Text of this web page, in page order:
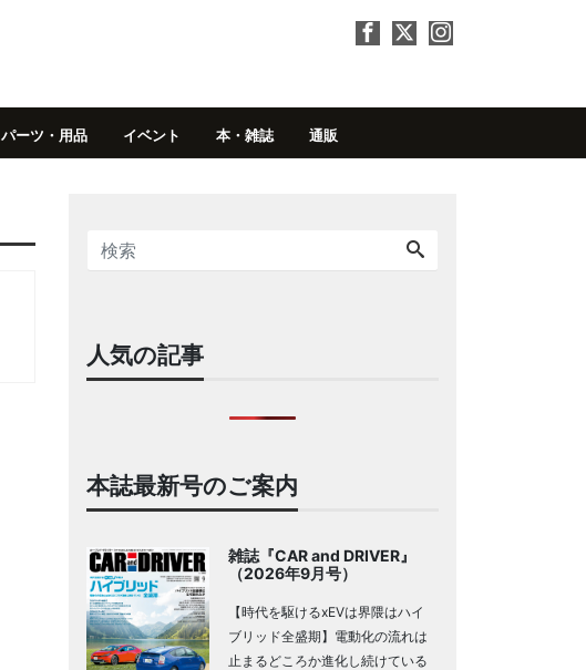
パーツ・用品 イベント 本・雑誌 通販
人気の記事
本誌最新号のご案内
雑誌『CAR and DRIVER』
（2026年9月号）
【時代を駆けるxEVは界隈はハイ
ブリッド全盛期】電動化の流れは
止まるどころか進化し続けている